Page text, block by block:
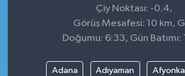
Çiy Noktası: -0.4,
Görüş Mesafesi: 10 km,
Doğumu: 6:33, Gün Batımı:
Adana Adıyaman